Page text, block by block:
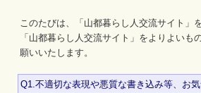
このたびは、「山都暮らし人交流サイト」
「山都暮らし人交流サイト」をよりよい
願いいたします。
Q1.不適切な表現や悪質な書き込み等、お